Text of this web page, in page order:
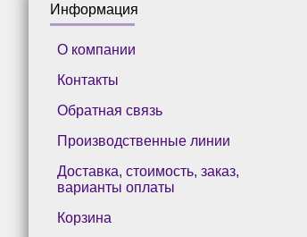
Информация
О компании
Контакты
Обратная связь
Производственные линии
Доставка, стоимость, заказ,
варианты оплаты
Корзина